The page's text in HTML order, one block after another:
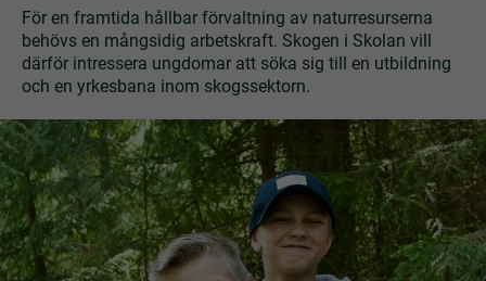
För en framtida hållbar förvaltning av naturresurserna
behövs en mångsidig arbetskraft. Skogen i Skolan vill
därför intressera ungdomar att söka sig till en utbildning
och en yrkesbana inom skogssektorn.